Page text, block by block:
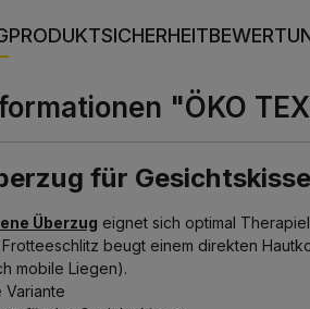
PRODUKTSICHERHEIT
"ÖKO
für
Überzug eignet sich optimal
beugt einem direkten
mobile Liegen).
Variante